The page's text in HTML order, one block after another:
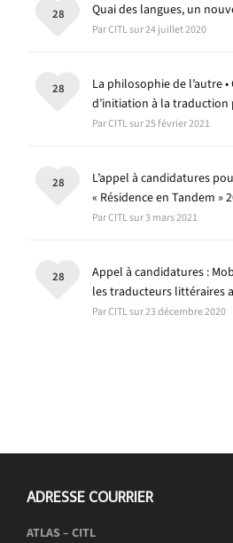
Quai des langues, un
Par CITL sur 24 juillet 2020
28
La philosophie de l’autre
d’initiation à la
Par CITL sur 25 février 2021
28
L’appel à candidatures
« Résidence en Tandem »
Par CITL sur 3 mars 2021
28
Appel à candidatures :
les traducteurs littéraires
Par CITL sur 23 décembre 2020
28
ADRESSE COURRIER
ATLAS – CITL